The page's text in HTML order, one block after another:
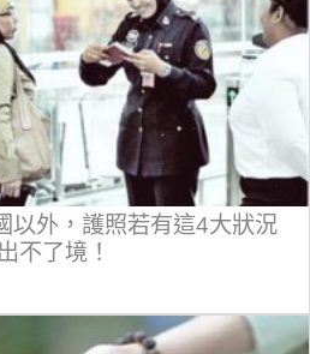
以外，護照若有這4大狀況
不了境！